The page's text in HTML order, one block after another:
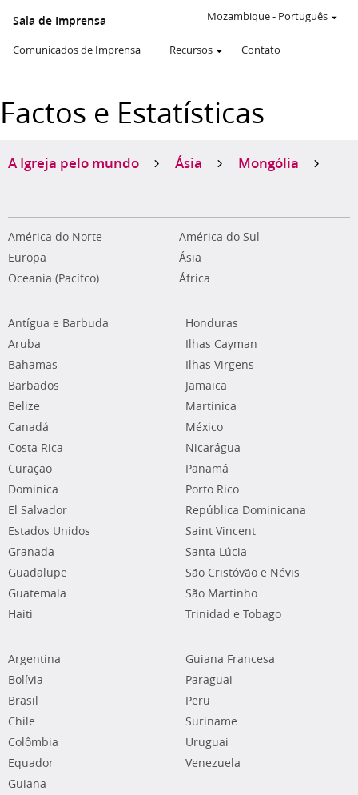
Sala de Imprensa
Comunicados de Imprensa Recursos Contato
Mozambique- Português
Factos e Estatísticas
A Igreja pelo mundo Ásia Mongólia
América do Norte
América do Sul
Europa
Ásia
Oceania (Pacífco)
África
Antígua e Barbuda
Aruba
Bahamas
Barbados
Belize
Canadá
Costa Rica
Curaçao
Dominica
El Salvador
Estados Unidos
Granada
Guadalupe
Guatemala
Haiti
Honduras
Ilhas Cayman
Ilhas Virgens
Jamaica
Martinica
México
Nicarágua
Panamá
Porto Rico
República Dominicana
Saint Vincent
Santa Lúcia
São Cristóvão e Névis
São Martinho
Trinidad e Tobago
Argentina
Bolívia
Brasil
Chile
Colômbia
Equador
Guiana
Guiana Francesa
Paraguai
Peru
Suriname
Uruguai
Venezuela